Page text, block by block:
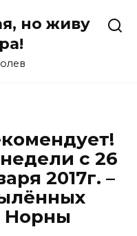
но живу
с 26
2017г. –